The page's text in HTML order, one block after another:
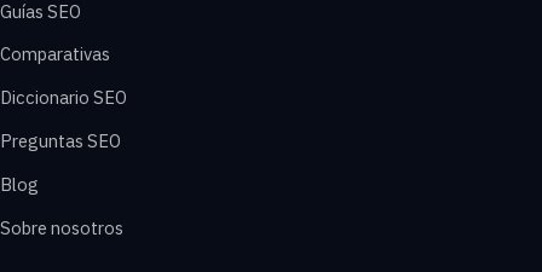
Guías SEO
Comparativas
Diccionario SEO
Preguntas SEO
Blog
Sobre nosotros